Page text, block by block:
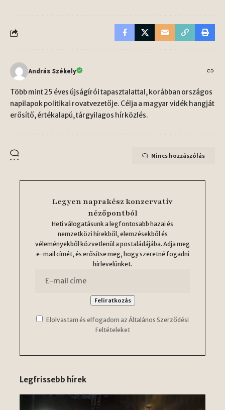
András Székely
Több mint 25 éves újságírói tapasztalattal, korábban országos
napilapok politikai rovatvezetője. Célja a magyar vidék hangját
erősítő, értékalapú, tárgyilagos hírközlés.
Nincs hozzászólás
Legyen naprakész konzervatív
nézőpontból
Heti válogatásunk a legfontosabb hazai és
nemzetközi hírekből, elemzésekből és
véleményekből közvetlenül a postaládájába. Adja meg
e-mail címét, és erősítse meg, hogy szeretné fogadni
hírlevelünket.
Elolvastam és elfogadom az Általános Szerződési
Feltételeket
Legfrissebb hírek